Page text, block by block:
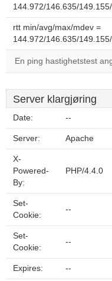
144.972/146.635/
rtt min/avg/max/mdev =
144.972/146.635/
En ping hastighetstest
Server klargjøring
Date: --
Server: Apache
X-
Powered-
By:
PHP/4.4.0
Set-
Cookie:
--
Set-
Cookie:
--
Expires: --